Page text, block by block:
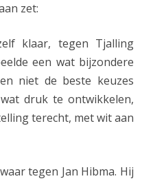
zet:
klaar, tegen Tjalling
een wat bijzondere
niet de beste keuzes
druk te ontwikkelen,
terecht, met wit aan
tegen Jan Hibma. Hij